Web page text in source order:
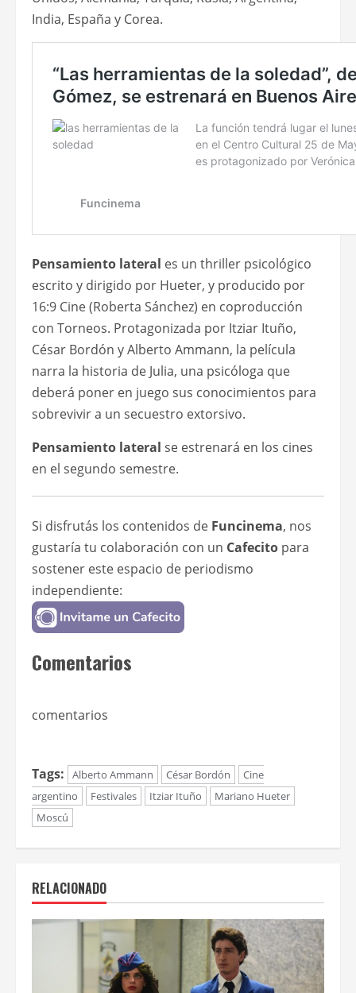
India, España y Corea.
Pensamiento lateral es un thriller psicológico
escrito y dirigido por Hueter, y producido por
16:9 Cine (Roberta Sánchez) en coproducción
con Torneos. Protagonizada por Itziar Ituño,
César Bordón y Alberto Ammann, la película
narra la historia de Julia, una psicóloga que
deberá poner en juego sus conocimientos para
sobrevivir a un secuestro extorsivo.
Pensamiento lateral se estrenará en los cines
en el segundo semestre.
Si disfrutás los contenidos de Funcinema, nos
gustaría tu colaboración con un Cafecito para
sostener este espacio de periodismo
independiente:
Comentarios
comentarios
Tags: Alberto Ammann César Bordón
Cine
argentino
Festivales Itziar Ituño
Mariano Hueter
Moscú
RELACIONADO